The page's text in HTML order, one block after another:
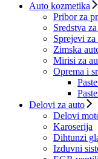
Auto kozmetika
Pribor za
Sredstva
Sprejevi
Zimska
Mirisi za
Oprema i
Delovi za auto
Delovi
Karoserija
Dihtunzi
Izduvni